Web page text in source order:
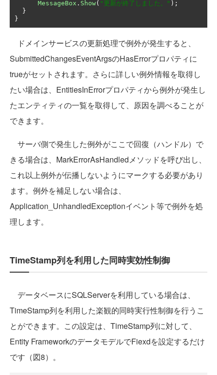
MessageBox . Show( "更新が終了しました。" );
}
}
ドメインサービスの更新処理で例外が発生すると、
SubmittedChangesEventArgsのHasErrorプロパティに
trueがセットされます。さらに詳しい例外情報を取得し
たい場合は、EntitiesInErrorプロパティから例外が発生し
たエンティティの一覧を取得して、原因を調べることが
できます。
サーバ側で発生した例外がここで回復（ハンドル）で
きる場合は、MarkErrorAsHandledメソッドを呼び出し、
これ以上例外が伝播しないようにマークする必要があり
ます。例外を補足しない場合は、
Application_UnhandledExceptionイベント等で例外を処
理します。
TimeStamp列を利用した同時実効性制御
データベースにSQLServerを利用している場合は、
TimeStamp列を利用した楽観的同時実行性制御を行うこ
とができます。この設定は、TimeStamp列に対して、
Entity FrameworkのデータモデルでFiexdを設定するだけ
です（図8）。